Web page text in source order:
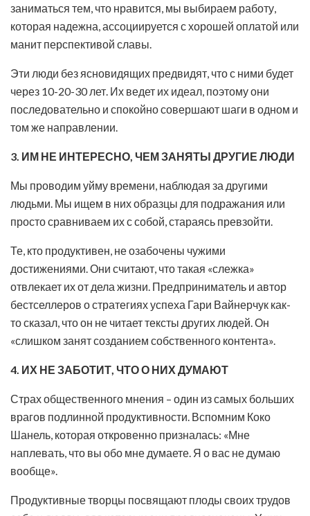
заниматься тем, что нравится, мы выбираем работу,
которая надежна, ассоциируется с хорошей оплатой или
манит перспективой славы.
Эти люди без ясновидящих предвидят, что с ними будет
через 10-20-30 лет. Их ведет их идеал, поэтому они
последовательно и спокойно совершают шаги в одном и
том же направлении.
3. ИМ НЕ ИНТЕРЕСНО, ЧЕМ ЗАНЯТЫ ДРУГИЕ ЛЮДИ
Мы проводим уйму времени, наблюдая за другими
людьми. Мы ищем в них образцы для подражания или
просто сравниваем их с собой, стараясь превзойти.
Те, кто продуктивен, не озабочены чужими
достижениями. Они считают, что такая «слежка»
отвлекает их от дела жизни. Предприниматель и автор
бестселлеров о стратегиях успеха Гари Вайнерчук как-
то сказал, что он не читает тексты других людей. Он
«слишком занят созданием собственного контента».
4. ИХ НЕ ЗАБОТИТ, ЧТО О НИХ ДУМАЮТ
Страх общественного мнения – один из самых больших
врагов подлинной продуктивности. Вспомним Коко
Шанель, которая откровенно призналась: «Мне
наплевать, что вы обо мне думаете. Я о вас не думаю
вообще».
Продуктивные творцы посвящают плоды своих трудов